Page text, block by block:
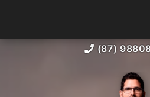
(87)